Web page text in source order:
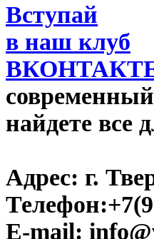
Вступай
в наш клуб
найдете все
Адрес: г.
Телефон:
E-mail: